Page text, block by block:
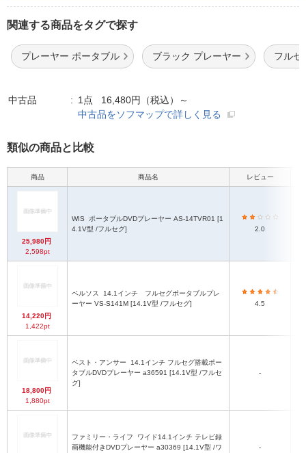
関連する商品をタグで探す
プレーヤー ポータブル ブラック プレーヤー フルセ
中古品
1点 16,480円（税込）～
中古品をソフマップで詳しく見る
類似の商品と比較
商品 商品名 レビュー
25,980円
2,598pt
WIS
4.1V型 /フルセグ]
2.0
14,220円
1,422pt
ベルソス
ーヤー VS-S141M [14.1V型 /フルセグ]
4.5
18,800円
1,880pt
ベスト・アンサー
タブルDVDプレーヤー a36591 [14.1V型 /フルセ
グ]
-
ファミリー・ライフ
画機能付きDVDプレーヤー a30369 [14.1V型 /ワ
-